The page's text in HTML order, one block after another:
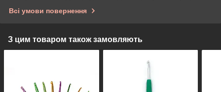
Всі умови повернення
З цим товаром також замовляють